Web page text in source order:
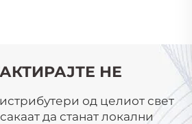
НЕ
од целиот свет
да станат локални